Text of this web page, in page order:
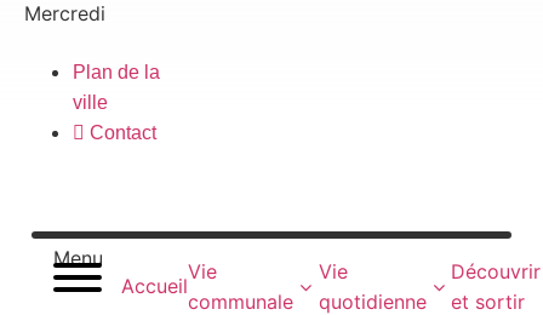
Mercredi
Plan de la
ville
Contact
Menu
Accueil
Vie
communale
Vie
quotidienne
Découvrir
et sortir